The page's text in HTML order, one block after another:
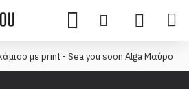
με print - Sea you soon Alga Μαύρο